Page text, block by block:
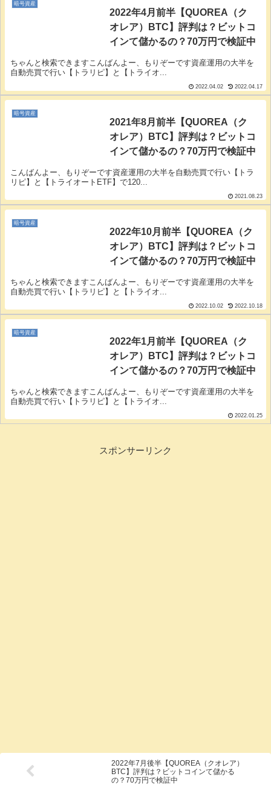
暗号資産
2022年4月前半【QUOREA（ク
オレア）BTC】評判は？ビットコ
インて儲かるの？70万円で検証中
ちゃんと検索できますこんばんよー、もりぞーです資産運用の大半を
自動売買で行い【トラリピ】と【トライオ...
2022.04.02 2022.04.17
暗号資産
2021年8月前半【QUOREA（ク
オレア）BTC】評判は？ビットコ
インて儲かるの？70万円で検証中
こんばんよー、もりぞーです資産運用の大半を自動売買で行い【トラ
リピ】と【トライオートETF】で120...
2021.08.23
暗号資産
2022年10月前半【QUOREA（ク
オレア）BTC】評判は？ビットコ
インて儲かるの？70万円で検証中
ちゃんと検索できますこんばんよー、もりぞーです資産運用の大半を
自動売買で行い【トラリピ】と【トライオ...
2022.10.02 2022.10.18
暗号資産
2022年1月前半【QUOREA（ク
オレア）BTC】評判は？ビットコ
インて儲かるの？70万円で検証中
ちゃんと検索できますこんばんよー、もりぞーです資産運用の大半を
自動売買で行い【トラリピ】と【トライオ...
2022.01.25
スポンサーリンク
2022年7月後半【QUOREA（クオレア）
BTC】評判は？ビットコインて儲かる
の？70万円で検証中